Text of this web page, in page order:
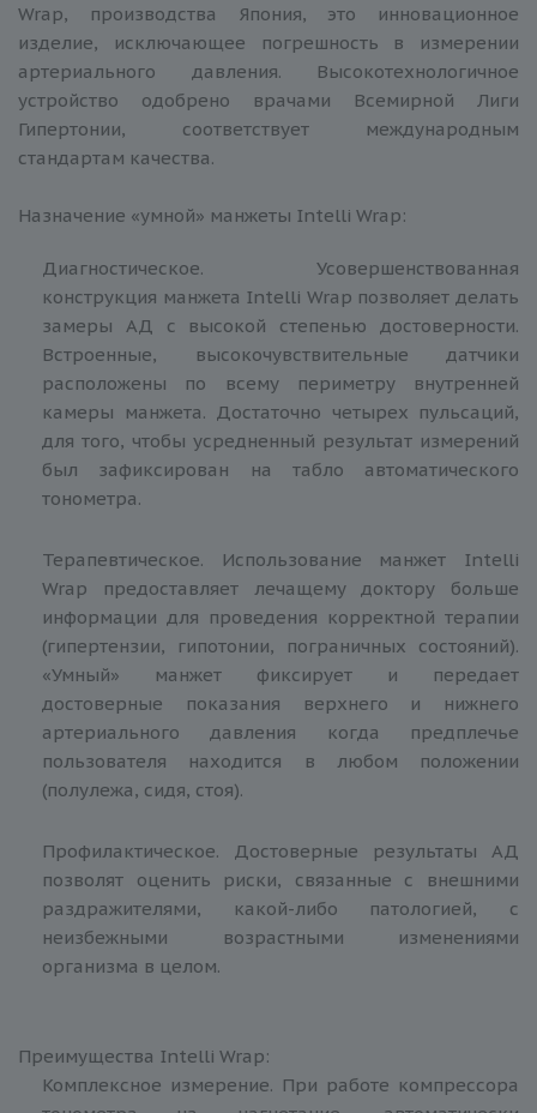
Wrap, производства Япония, это инновационное
изделие, исключающее погрешность в измерении
артериального давления. Высокотехнологичное
устройство одобрено врачами Всемирной Лиги
Гипертонии, соответствует международным
стандартам качества.
Назначение «умной» манжеты Intelli Wrap:
Диагностическое. Усовершенствованная
конструкция манжета Intelli Wrap позволяет делать
замеры АД с высокой степенью достоверности.
Встроенные, высокочувствительные датчики
расположены по всему периметру внутренней
камеры манжета. Достаточно четырех пульсаций,
для того, чтобы усредненный результат измерений
был зафиксирован на табло автоматического
тонометра.
Терапевтическое. Использование манжет Intelli
Wrap предоставляет лечащему доктору больше
информации для проведения корректной терапии
(гипертензии, гипотонии, пограничных состояний).
«Умный» манжет фиксирует и передает
достоверные показания верхнего и нижнего
артериального давления когда предплечье
пользователя находится в любом положении
(полулежа, сидя, стоя).
Профилактическое. Достоверные результаты АД
позволят оценить риски, связанные с внешними
раздражителями, какой-либо патологией, с
неизбежными возрастными изменениями
организма в целом.
Преимущества Intelli Wrap:
Комплексное измерение. При работе компрессора